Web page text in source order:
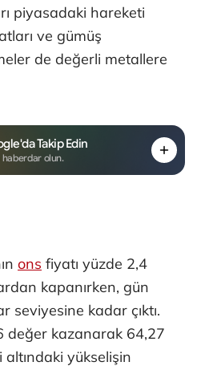
piyasadaki hareketi
ve gümüş
de değerli metallere
Takip Edin
haberdar olun.
ons fiyatı yüzde 2,4
kapanırken, gün
seviyesine kadar çıktı.
değer kazanarak 64,27
yükselişin